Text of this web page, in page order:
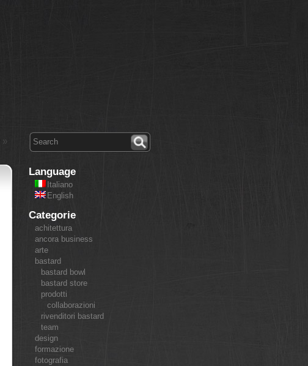
»
Language
Italiano
English
Categorie
achitettura
ancora business
arte
bastard
bastard bowl
bastard store
prodotti
collaborazioni
rivenditori bastard
team
design
formazione
fotografia